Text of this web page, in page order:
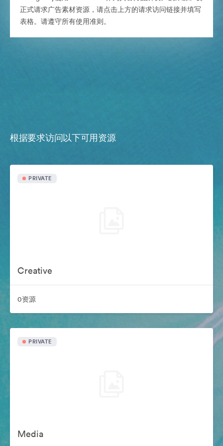
正式请求广告素材资源，请点击上方的请求访问链接并填写
表格。请遵守所有使用准则。
根据要求访问以下可用资源
PRIVATE
Creative
0资源
PRIVATE
Media